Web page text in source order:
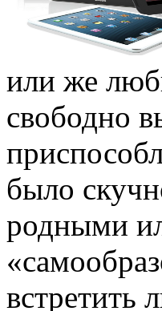
или же
свободно
было
родными
встретить